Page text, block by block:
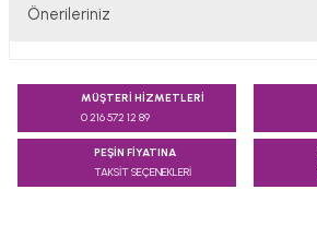
Önerileriniz
konularda yetersiz gördüğünüz noktaları
kullanarak tarafımıza iletebilirsiniz.
Ürün resmi kalitesiz, bozuk veya
MÜŞTERİ HİZMETLERİ
0 216 572 12 89
PEŞİN FİYATINA
TAKSİT SEÇENEKLERİ